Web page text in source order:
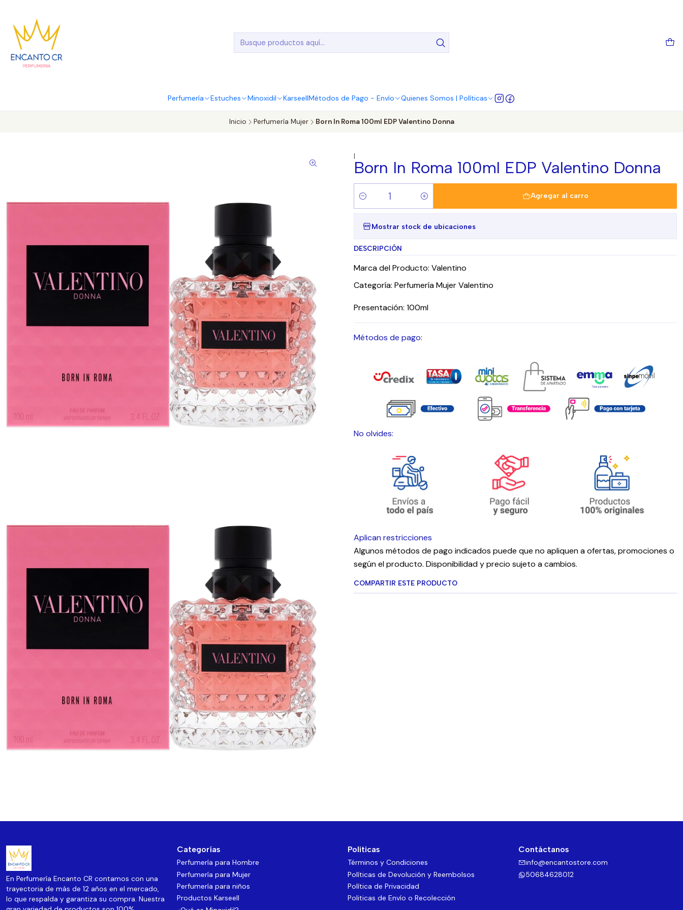
Perfumería Estuches Minoxidil KarseellMétodos de Pago - Envío Quienes Somos | Políticas
Inicio Perfumería Mujer Born In Roma 100ml EDP Valentino Donna
|
Born In Roma 100ml EDP Valentino Donna
Cantidad
Agregar al carro
Mostrar stock de ubicaciones
DESCRIPCIÓN
Marca del Producto: Valentino
Categoría: Perfumería Mujer Valentino
Presentación: 100ml
Métodos de pago:
No olvides:
Aplican restricciones
Algunos métodos de pago indicados puede que no apliquen a ofertas, promociones o
según el producto. Disponibilidad y precio sujeto a cambios.
COMPARTIR ESTE PRODUCTO
En Perfumería Encanto CR contamos con una
trayectoria de más de 12 años en el mercado,
lo que respalda y garantiza su compra. Nuestra
Categorías
Perfumería para Hombre
Perfumería para Mujer
Perfumería para niños
Productos Karseell
Politicas
Términos y Condiciones
Políticas de Devolución y Reembolsos
Política de Privacidad
Politicas de Envío o Recolección
Contáctanos
info@encantostore.com
50684628012